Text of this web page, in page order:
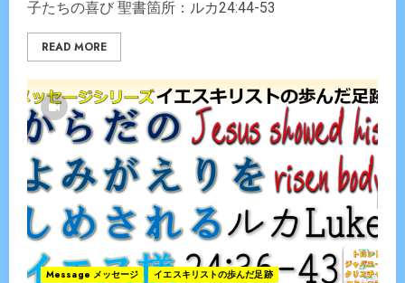
子たちの喜び 聖書箇所：ルカ24:44-53
READ MORE
Message メッセージ イエスキリストの歩んだ足跡